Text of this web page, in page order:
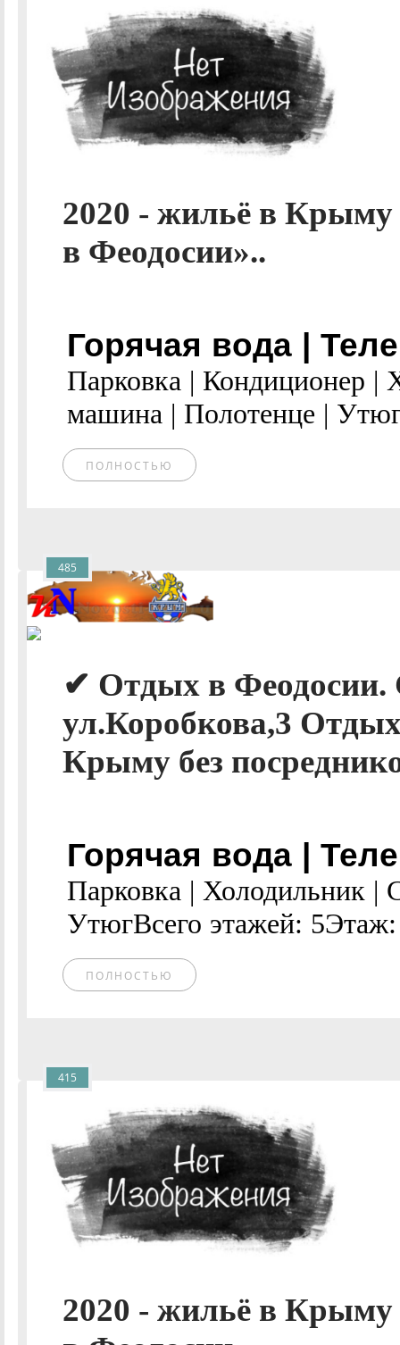
2020 - жильё в Крыму
в Феодосии»..
Горячая вода |
Парковка | Кондиционер |
машина | Полотенце |
ПОЛНОСТЬЮ
✔ Отдых в Феодосии.
ул.Коробкова,3
Крыму без
Горячая вода |
Парковка | Холодильник |
УтюгВсего этажей:
ПОЛНОСТЬЮ
485
2020 - жильё в Крыму
415